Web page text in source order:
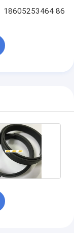
86 18605253464